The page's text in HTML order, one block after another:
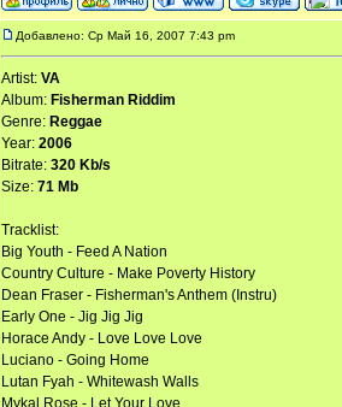
Добавлено: Ср Май 16, 2007 7:43 pm
Artist: VA
Album: Fisherman Riddim
Genre: Reggae
Year: 2006
Bitrate: 320 Kb/s
Size: 71 Mb
Tracklist:
Big Youth - Feed A Nation
Country Culture - Make Poverty History
Dean Fraser - Fisherman's Anthem (Instru)
Early One - Jig Jig Jig
Horace Andy - Love Love Love
Luciano - Going Home
Lutan Fyah - Whitewash Walls
Mykal Rose - Let Your Love